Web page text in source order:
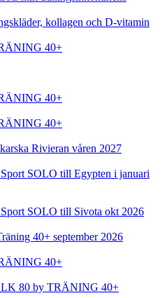
kollagen och D-vitamin
40+
40+
40+
Rivieran våren 2027
SOLO till Egypten i januari
SOLO till Sivota okt 2026
40+ september 2026
40+
80 by TRÄNING 40+